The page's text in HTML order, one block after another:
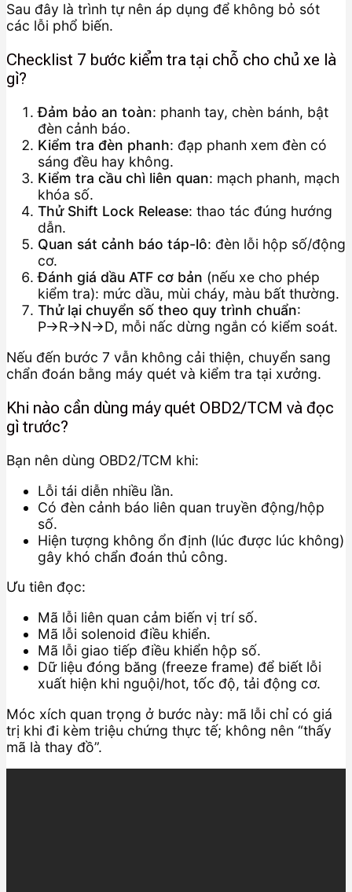
Sau đây là trình tự nên áp dụng để không bỏ sót
các lỗi phổ biến.
Checklist 7 bước kiểm tra tại chỗ cho chủ xe là
gì?
Đảm bảo an toàn: phanh tay, chèn bánh, bật
đèn cảnh báo.
Kiểm tra đèn phanh: đạp phanh xem đèn có
sáng đều hay không.
Kiểm tra cầu chì liên quan: mạch phanh, mạch
khóa số.
Thử Shift Lock Release: thao tác đúng hướng
dẫn.
Quan sát cảnh báo táp-lô: đèn lỗi hộp số/động
cơ.
Đánh giá dầu ATF cơ bản (nếu xe cho phép
kiểm tra): mức dầu, mùi cháy, màu bất thường.
Thử lại chuyển số theo quy trình chuẩn:
P→R→N→D, mỗi nấc dừng ngắn có kiểm soát.
Nếu đến bước 7 vẫn không cải thiện, chuyển sang
chẩn đoán bằng máy quét và kiểm tra tại xưởng.
Khi nào cần dùng máy quét OBD2/TCM và đọc
gì trước?
Bạn nên dùng OBD2/TCM khi:
Lỗi tái diễn nhiều lần.
Có đèn cảnh báo liên quan truyền động/hộp
số.
Hiện tượng không ổn định (lúc được lúc không)
gây khó chẩn đoán thủ công.
Ưu tiên đọc:
Mã lỗi liên quan cảm biến vị trí số.
Mã lỗi solenoid điều khiển.
Mã lỗi giao tiếp điều khiển hộp số.
Dữ liệu đóng băng (freeze frame) để biết lỗi
xuất hiện khi nguội/hot, tốc độ, tải động cơ.
Móc xích quan trọng ở bước này: mã lỗi chỉ có giá
trị khi đi kèm triệu chứng thực tế; không nên “thấy
mã là thay đồ”.